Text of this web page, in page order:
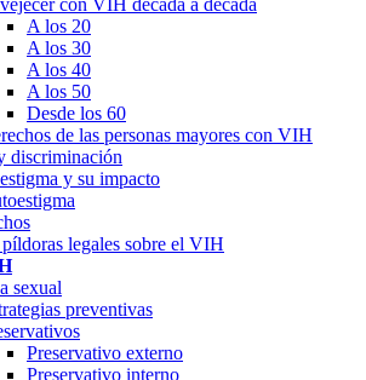
con VIH década a década
A los 20
A los 30
A los 40
A los 50
Desde los 60
de las personas mayores con VIH
discriminación
y su impacto
legales sobre el VIH
sexual
preventivas
Preservativo externo
Preservativo interno